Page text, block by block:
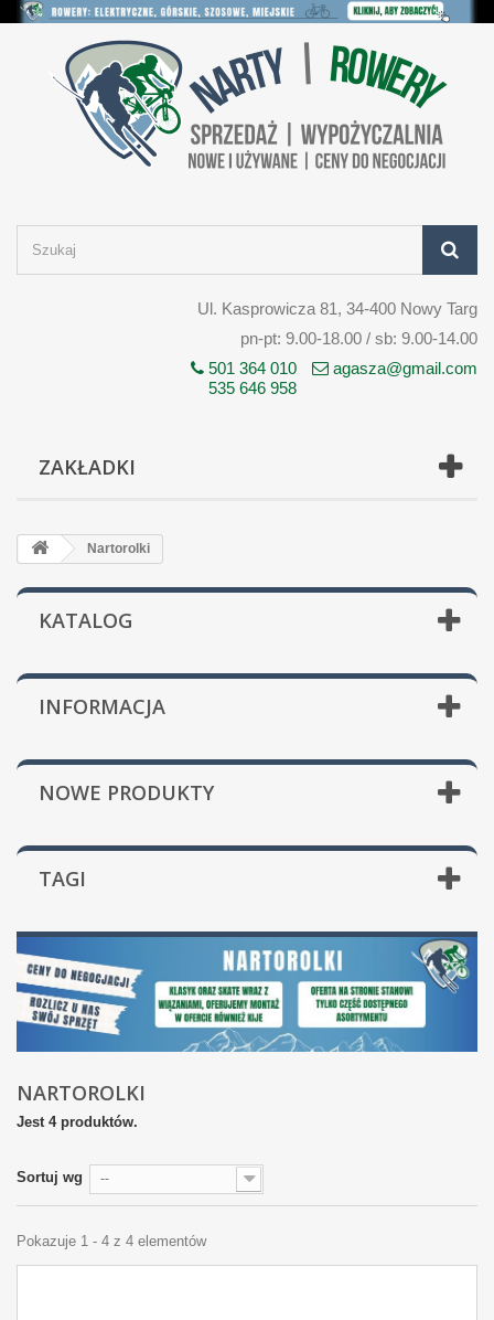
Ul. Kasprowicza 81, 34-400 Nowy Targ
pn-pt: 9.00-18.00 / sb: 9.00-14.00
501 364 010
535 646 958
agasza@gmail.com
ZAKŁADKI
Nartorolki
KATALOG
INFORMACJA
NOWE PRODUKTY
TAGI
NARTOROLKI
Jest 4 produktów.
Sortuj wg --
Pokazuje 1 - 4 z 4 elementów